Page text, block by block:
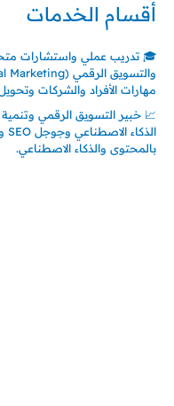
أقسام الخدمات
مهارات الأفراد والشركات
📈 خبير التسويق الرقمي
بالمحتوى والذكاء الاصطناعي.